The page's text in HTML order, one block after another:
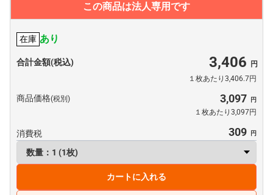
この商品は法人専用です
在庫 あり
合計金額(税込) 3,406
１枚あたり3,406.7円
商品価格(税別) 3,097
１枚あたり3,097円
消費税 309
カートに入れる